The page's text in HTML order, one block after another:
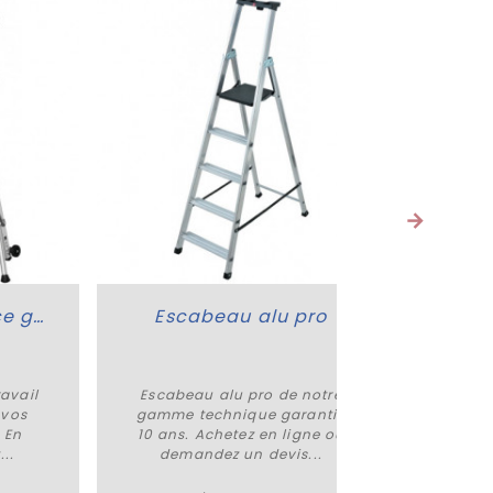
Plate-forme Véloce garde-corps à sangles
Plus de détails
Escabeau alu pro
Escabeau alu pro de notre
gamme technique garantie
10 ans. Achetez en ligne ou
demandez un devis...